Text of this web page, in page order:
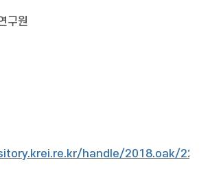
구원
handle/2018.oak/